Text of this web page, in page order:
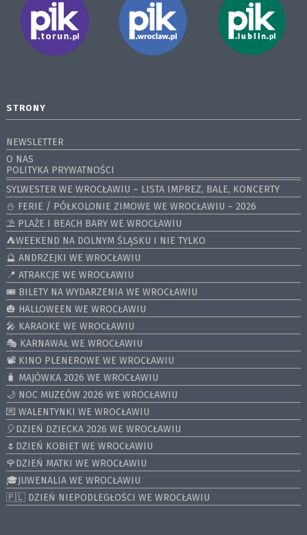
STRONY
NEWSLETTER
O NAS
POLITYKA PRYWATNOŚCI
SYLWESTER WE WROCŁAWIU – LISTA IMPREZ, BALE, KONCERTY
⛄️ FERIE / PÓŁKOLONIE ZIMOWE WE WROCŁAWIU – 2026
⛱️ PLAŻE I BEACH BARY WE WROCŁAWIU
⛺️WEEKEND NA DOLNYM ŚLĄSKU I NIE TYLKO
🔮 ANDRZEJKI WE WROCŁAWIU
📍 ATRAKCJE WE WROCŁAWIU
🎟️ BILETY NA WYDARZENIA WE WROCŁAWIU
🎃 HALLOWEEN WE WROCŁAWIU
🎤 KARAOKE WE WROCŁAWIU
🎭 KARNAWAŁ WE WROCŁAWIU
📽️ KINO PLENEROWE WE WROCŁAWIU
🧳 MAJÓWKA 2026 WE WROCŁAWIU
🌙 NOC MUZEÓW 2026 WE WROCŁAWIU
💌 WALENTYNKI WE WROCŁAWIU
🎈DZIEŃ DZIECKA 2026 WE WROCŁAWIU
🌷DZIEŃ KOBIET WE WROCŁAWIU
🌹DZIEŃ MATKI WE WROCŁAWIU
🎓JUWENALIA WE WROCŁAWIU
🇵🇱 DZIEŃ NIEPODLEGŁOŚCI WE WROCŁAWIU